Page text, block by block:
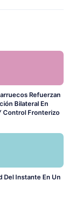
Refuerzan
Bilateral En
Control Fronterizo
Del Instante En Un